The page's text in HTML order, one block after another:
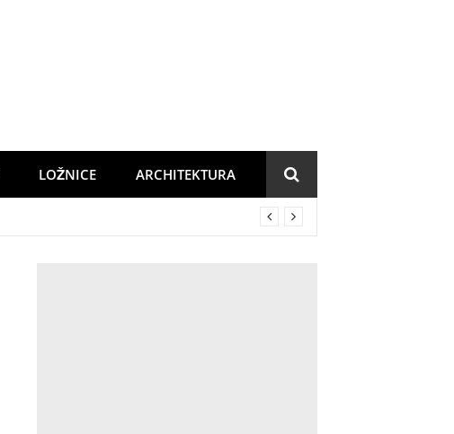
LOŽNICE ARCHITEKTURA